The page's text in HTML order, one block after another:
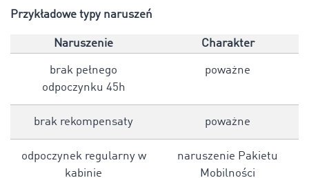
Przykładowe typy naruszeń
Naruszenie Charakter
brak pełnego
odpoczynku 45h
poważne
brak rekompensaty poważne
odpoczynek regularny w
kabinie
naruszenie Pakietu
Mobilności